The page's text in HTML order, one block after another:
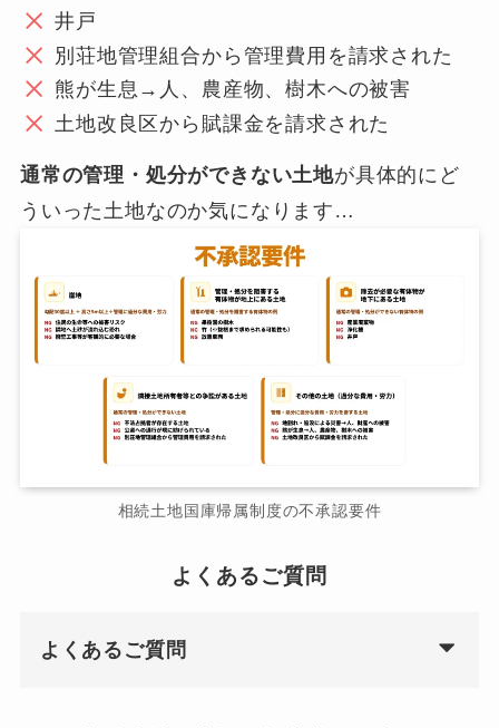
井戸
別荘地管理組合から管理費用を請求された
熊が生息→人、農産物、樹木への被害
土地改良区から賦課金を請求された
通常の管理・処分ができない土地が具体的にど
ういった土地なのか気になります…
相続土地国庫帰属制度の不承認要件
よくあるご質問
よくあるご質問